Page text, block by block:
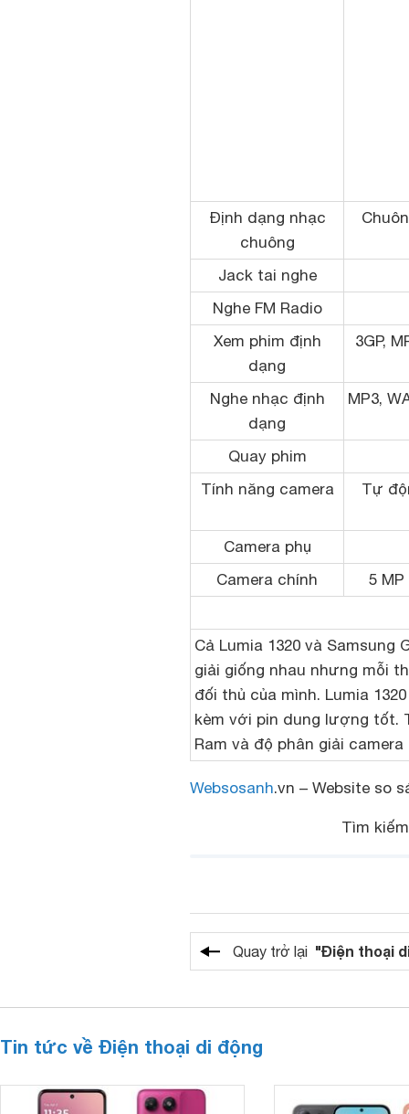
Định dạng nhạc
chuông
Jack tai nghe
Nghe FM Radio
Xem phim định
dạng
3GP,
Nghe nhạc định
dạng
MP3,
Quay phim
Tính năng camera
Tự
Camera phụ
Camera chính
5 MP
Cả Lumia 1320 và
giải giống nhau nhưng mỗi
đối thủ của mình. Lumia
kèm với pin dung lượng tốt.
Ram và độ phân giải
Websosanh.vn – Website so
Tìm
Quay trở lại "Điện thoại
Tin tức về Điện thoại di động